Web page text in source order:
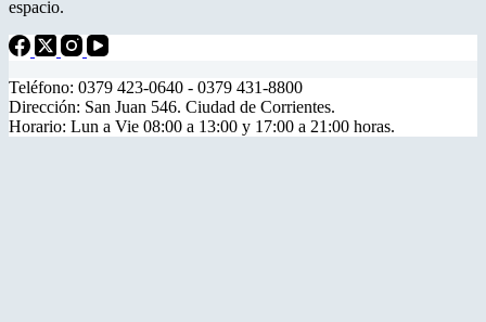
espacio.
Teléfono: 0379 423-0640 - 0379 431-8800
Dirección: San Juan 546. Ciudad de Corrientes.
Horario: Lun a Vie 08:00 a 13:00 y 17:00 a 21:00 horas.